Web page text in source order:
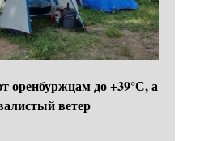
оренбуржцам до +39°С, а
ветер